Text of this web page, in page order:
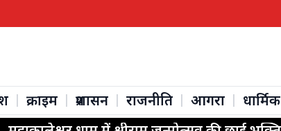
क्राइम प्रशासन राजनीति आगरा धार्मिक